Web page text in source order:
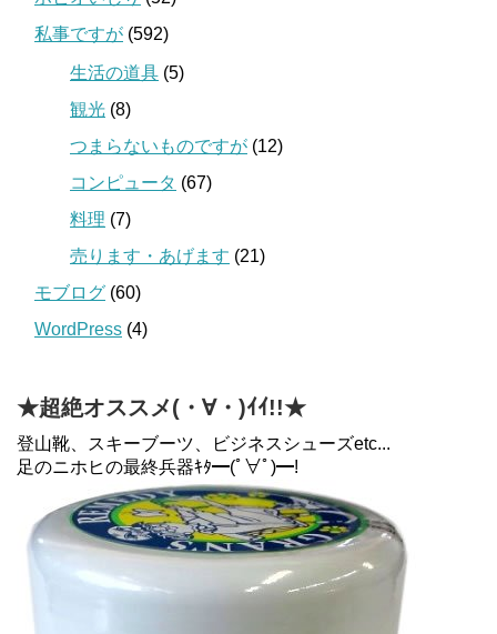
私事ですが (592)
生活の道具 (5)
観光 (8)
つまらないものですが (12)
コンピュータ (67)
料理 (7)
売ります・あげます (21)
モブログ (60)
WordPress (4)
★超絶オススメ(・∀・)ｲｲ!!★
登山靴、スキーブーツ、ビジネスシューズetc...
足のニホヒの最終兵器ｷﾀ━(ﾟ∀ﾟ)━!